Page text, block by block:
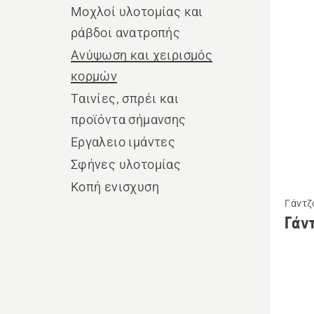
Μοχλοί υλοτομίας και
ράβδοι ανατροπής
Ανύψωση και χειρισμός
κορμών
Ταινίες, σπρέι και
προϊόντα σήμανσης
Εργαλειο ιμάντες
Σφήνες υλοτομίας
Κοπή ενισχυση